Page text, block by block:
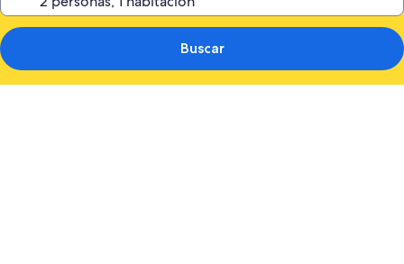
Buscar